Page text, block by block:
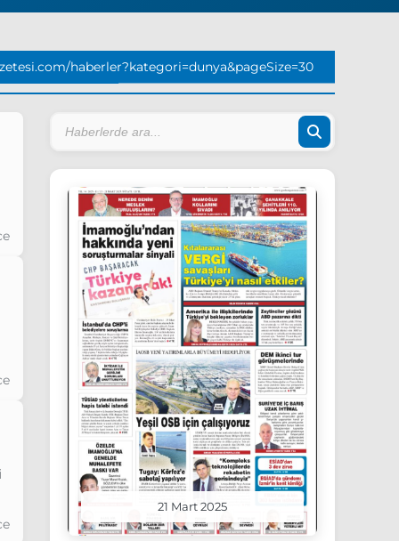
haberler?kategori=dunya&pageSize=30
21 Mart 2025